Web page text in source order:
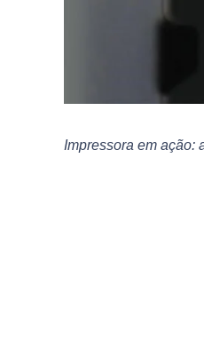
Impressora em ação: